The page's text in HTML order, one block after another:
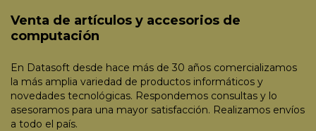
Venta de artículos y accesorios de
computación
En Datasoft desde hace más de 30 años comercializamos
la más amplia variedad de productos informáticos y
novedades tecnológicas. Respondemos consultas y lo
asesoramos para una mayor satisfacción. Realizamos envíos
a todo el país.